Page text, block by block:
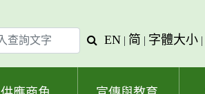
查
字
EN | 简 | 字體大小 |